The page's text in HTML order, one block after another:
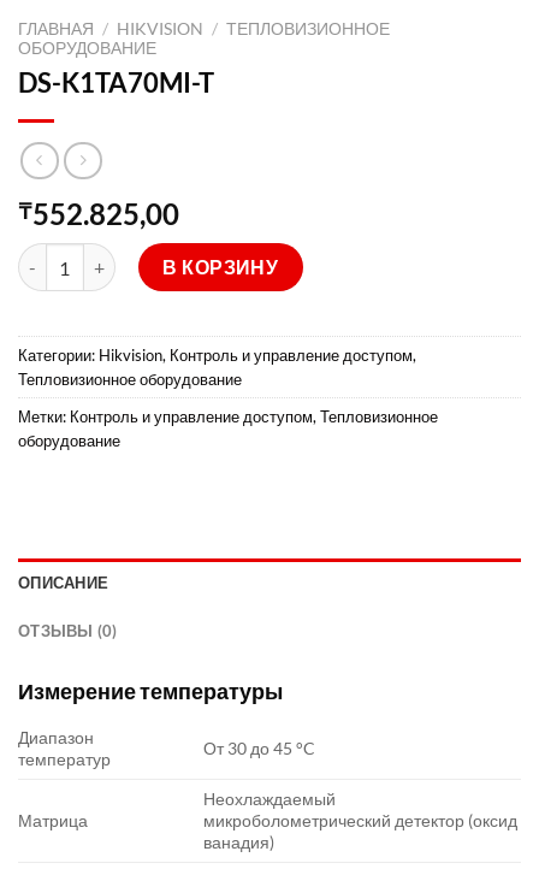
ГЛАВНАЯ / HIKVISION / ТЕПЛОВИЗИОННОЕ
ОБОРУДОВАНИЕ
DS-K1TA70MI-T
₸552.825,00
Количество товара DS-K1TA70MI-T
В КОРЗИНУ
Категории: Hikvision, Контроль и управление доступом,
Тепловизионное оборудование
Метки: Контроль и управление доступом, Тепловизионное
оборудование
ОПИСАНИЕ
ОТЗЫВЫ (0)
Измерение температуры
Диапазон
температур
От 30 до 45 °C
Матрица
Неохлаждаемый
микроболометрический детектор (оксид
ванадия)